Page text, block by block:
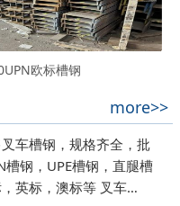
欧标槽钢
more>>
车槽钢，规格齐全，批
钢，UPE槽钢，直腿槽
英标，澳标等 叉车…